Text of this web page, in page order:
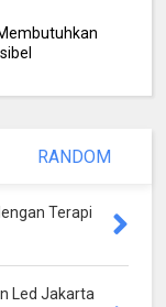
RANDOM
Terapi
Led Jakarta